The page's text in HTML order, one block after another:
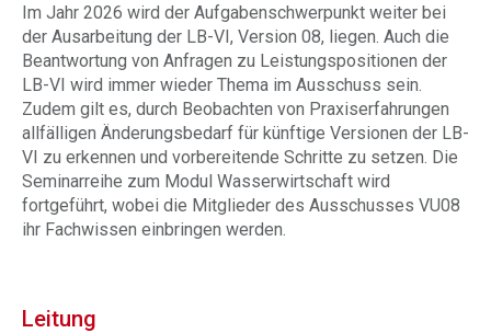
Im Jahr 2026 wird der Aufgabenschwerpunkt weiter bei
der Ausarbeitung der LB-VI, Version 08, liegen. Auch die
Beantwortung von Anfragen zu Leistungspositionen der
LB-VI wird immer wieder Thema im Ausschuss sein.
Zudem gilt es, durch Beobachten von Praxiserfahrungen
allfälligen Änderungsbedarf für künftige Versionen der LB-
VI zu erkennen und vorbereitende Schritte zu setzen. Die
Seminarreihe zum Modul Wasserwirtschaft wird
fortgeführt, wobei die Mitglieder des Ausschusses VU08
ihr Fachwissen einbringen werden.
Leitung